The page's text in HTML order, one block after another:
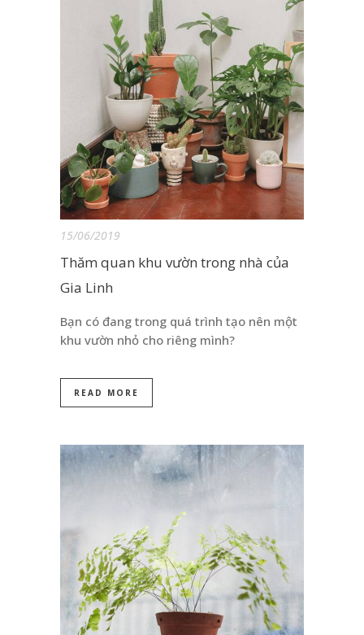
15/06/2019
Thăm quan khu vườn trong nhà của
Gia Linh
Bạn có đang trong quá trình tạo nên một
khu vườn nhỏ cho riêng mình?
READ MORE